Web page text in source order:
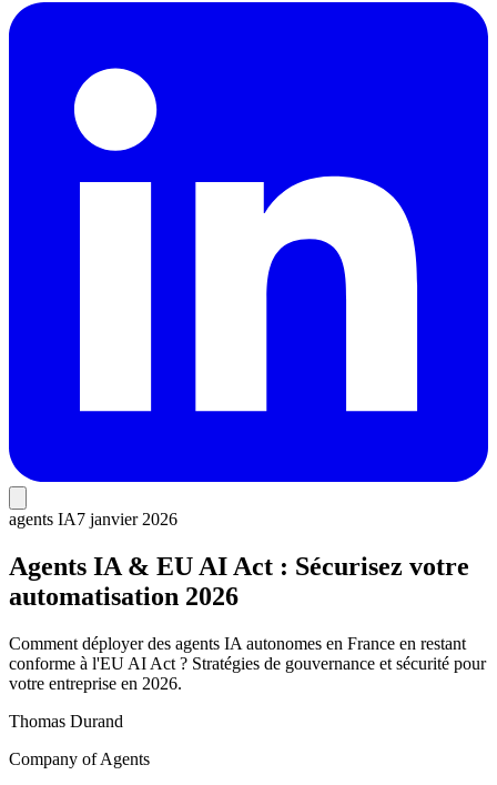
agents IA7 janvier 2026
Agents IA & EU AI Act : Sécurisez votre
automatisation 2026
Comment déployer des agents IA autonomes en France en restant
conforme à l'EU AI Act ? Stratégies de gouvernance et sécurité pour
votre entreprise en 2026.
Thomas Durand
Company of Agents